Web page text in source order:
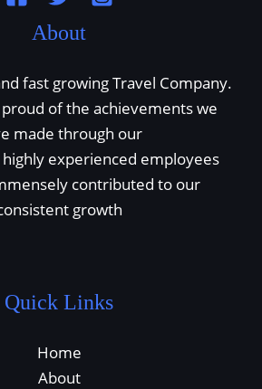
About
fast growing Travel Company.
of the achievements we
made through our
experienced employees
contributed to our
growth
Quick Links
Home
About